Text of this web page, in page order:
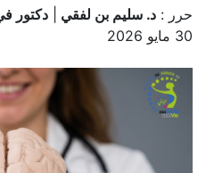
حرر : د. سليم بن لفقي
دكتور
30 مايو 2026